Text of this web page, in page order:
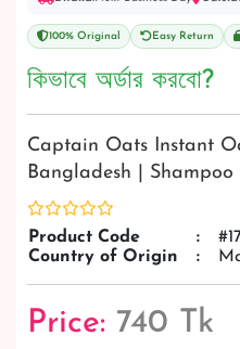
100% Original Easy Return
কিভাবে অর্ডার করবো?
Captain Oats Instant
Bangladesh | Shampoo
Product Code :
Country of Origin
:
Price: 740 Tk